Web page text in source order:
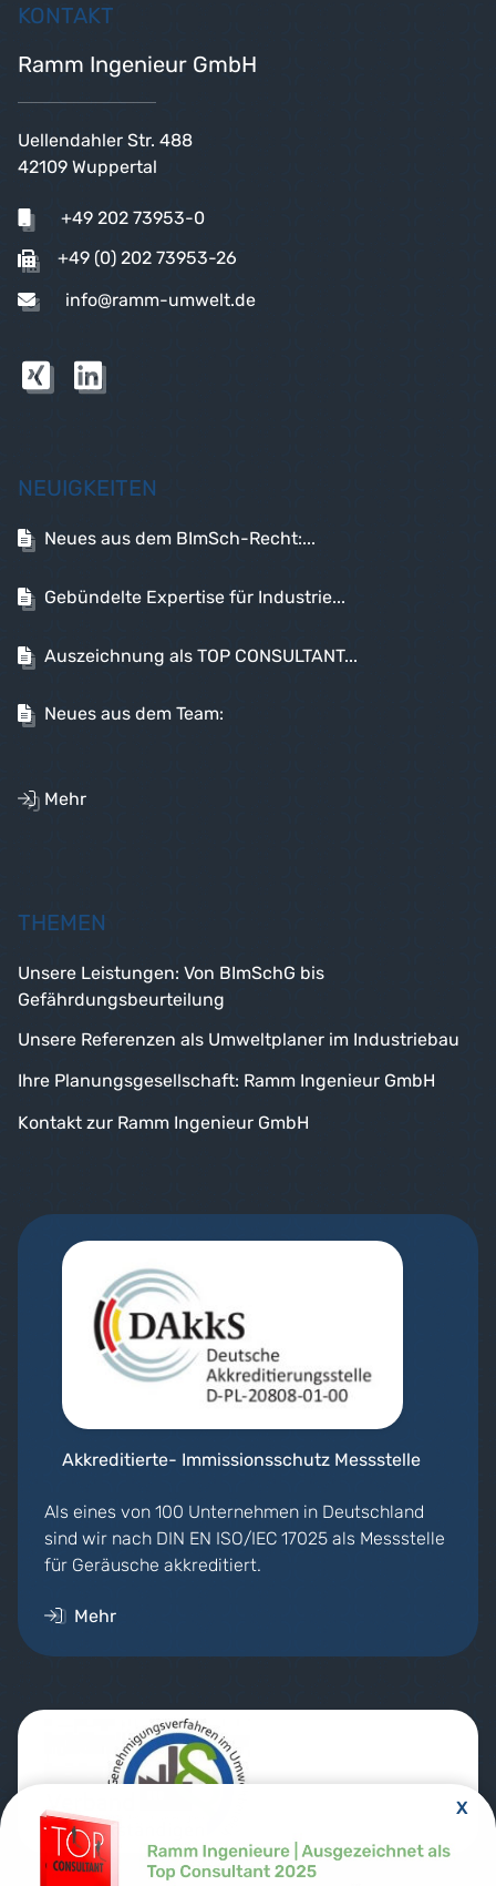
KONTAKT
Ramm Ingenieur GmbH
Uellendahler Str. 488
42109 Wuppertal
+49 202 73953-0
+49 (0) 202 73953-26
info@ramm-umwelt.de
NEUIGKEITEN
Neues aus dem BImSch-Recht:...
Gebündelte Expertise für Industrie...
Auszeichnung als TOP CONSULTANT...
Neues aus dem Team:
Mehr
THEMEN
Unsere Leistungen: Von BImSchG bis
Gefährdungsbeurteilung
Unsere Referenzen als Umweltplaner im Industriebau
Ihre Planungsgesellschaft: Ramm Ingenieur GmbH
Kontakt zur Ramm Ingenieur GmbH
Akkreditierte- Immissionsschutz Messstelle
Als eines von 100 Unternehmen in Deutschland
sind wir nach DIN EN ISO/IEC 17025 als Messstelle
für Geräusche akkreditiert.
Mehr
X